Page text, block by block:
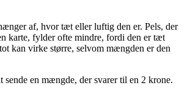
af, hvor tæt eller luftig den er. Pels, der
karte, fylder ofte mindre, fordi den er tæt
kan virke større, selvom mængden er den
sende en mængde, der svarer til en 2 krone.